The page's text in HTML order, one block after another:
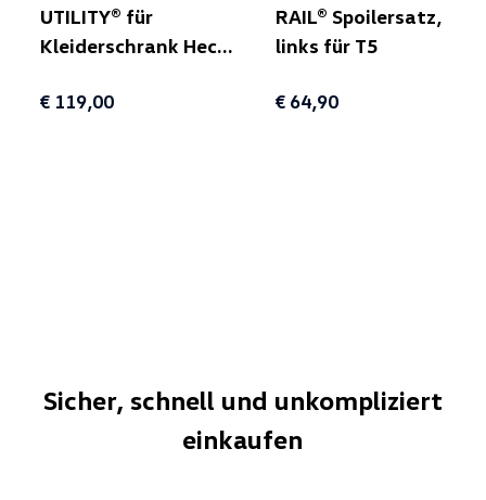
UTILITY® für
Kleiderschrank Heck
für T5/T6/T6.1
€ 119,00
RAIL® Spoilersatz,
links für T5
€ 64,90
Sicher, schnell und unkompliziert
einkaufen